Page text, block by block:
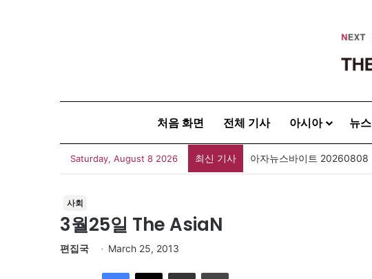
처음 화면 전체 기사 아시아 뉴스
Saturday, August 8 2026 최신 기사 아자뉴스바이트 20260808
사회
3월25일 The AsiaN
편집국 March 25, 2013
이메일